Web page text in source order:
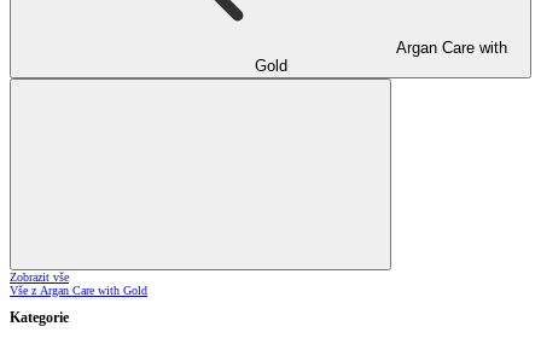
Argan Care with
Gold
Zobrazit vše
Vše z Argan Care with Gold
Kategorie